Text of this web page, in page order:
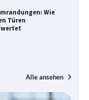
Wie
Türen
Alle ansehen
Tourismus
für mehr Komfort